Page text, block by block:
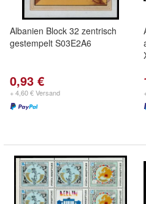
Albanien Block 32 zentrisch
gestempelt S03E2A6
0,93 €
+ 4,60 € Versand